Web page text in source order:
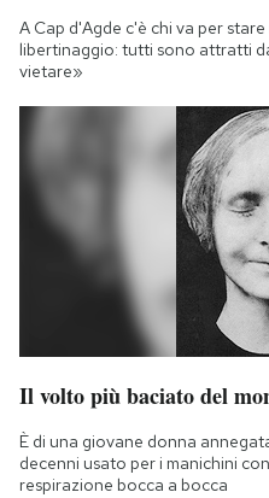
A Cap d'Agde c'è chi va per
libertinaggio: tutti sono attratti
vietare»
Il volto più baciato del
È di una giovane donna
decenni usato per i manichini
respirazione bocca a bocca